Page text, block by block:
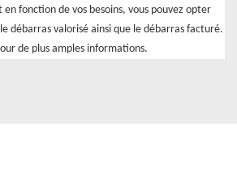
fonction de vos besoins, vous pouvez opter
débarras valorisé ainsi que le débarras facturé.
de plus amples informations.